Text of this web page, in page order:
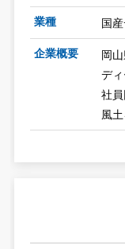
業種
国
企業概要
岡
ディ
社
風